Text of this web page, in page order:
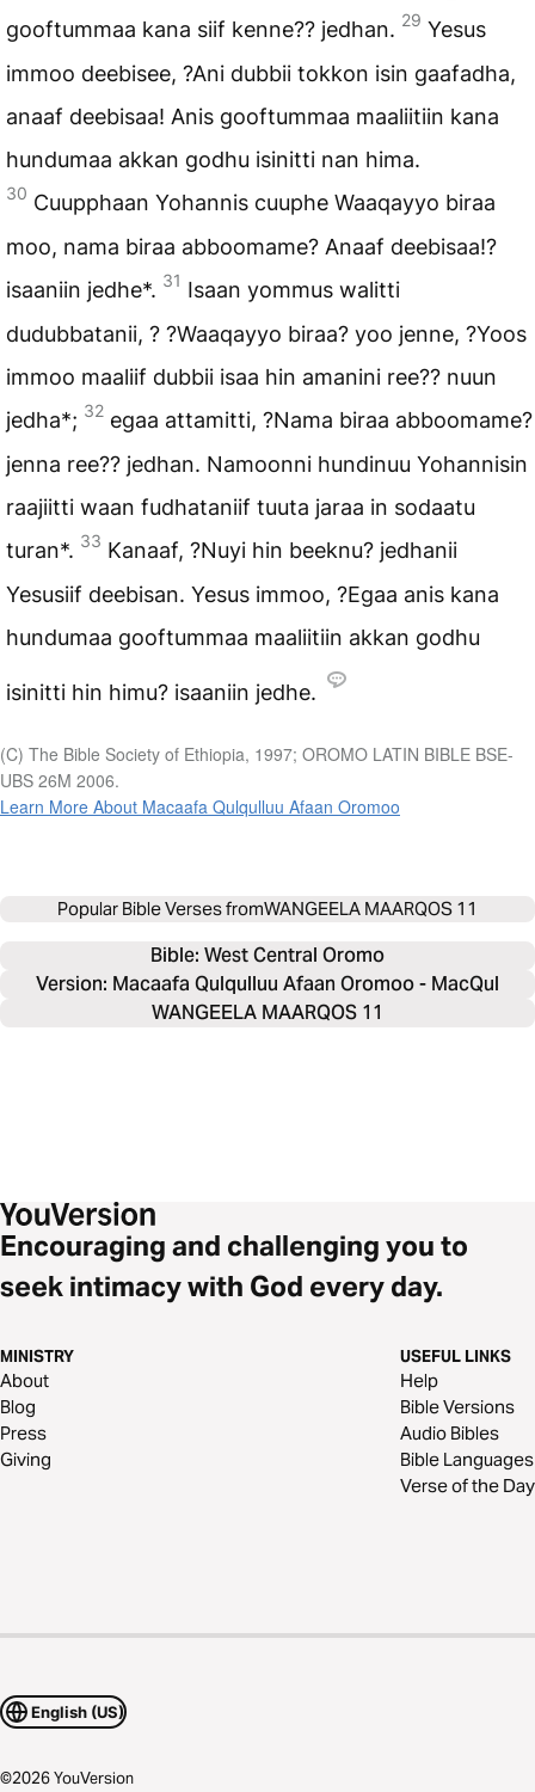
gooftummaa kana siif kenne?? jedhan. 29 Yesus
immoo deebisee, ?Ani dubbii tokkon isin gaafadha,
anaaf deebisaa! Anis gooftummaa maaliitiin kana
hundumaa akkan godhu isinitti nan hima.
30 Cuupphaan Yohannis cuuphe Waaqayyo biraa
moo, nama biraa abboomame? Anaaf deebisaa!?
isaaniin jedhe*. 31 Isaan yommus walitti
dudubbatanii, ? ?Waaqayyo biraa? yoo jenne, ?Yoos
immoo maaliif dubbii isaa hin amanini ree?? nuun
jedha*; 32 egaa attamitti, ?Nama biraa abboomame?
jenna ree?? jedhan. Namoonni hundinuu Yohannisin
raajiitti waan fudhataniif tuuta jaraa in sodaatu
turan*. 33 Kanaaf, ?Nuyi hin beeknu? jedhanii
Yesusiif deebisan. Yesus immoo, ?Egaa anis kana
hundumaa gooftummaa maaliitiin akkan godhu
isinitti hin himu? isaaniin jedhe.
(C) The Bible Society of Ethiopia, 1997; OROMO LATIN BIBLE BSE-
UBS 26M 2006.
Learn More About Macaafa Qulqulluu Afaan Oromoo
Popular Bible Verses fromWANGEELA MAARQOS 11
Bible: West Central Oromo
Version: Macaafa Qulqulluu Afaan Oromoo - MacQul
WANGEELA MAARQOS 11
Encouraging and challenging you to
seek intimacy with God every day.
MINISTRY
About
Blog
Press
Giving
USEFUL LINKS
Help
Bible Versions
Audio Bibles
Bible Languages
Verse of the Day
English (US)
©2026YouVersion